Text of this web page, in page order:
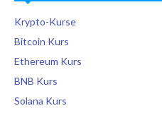
Krypto-Kurse
Bitcoin Kurs
Ethereum Kurs
BNB Kurs
Solana Kurs